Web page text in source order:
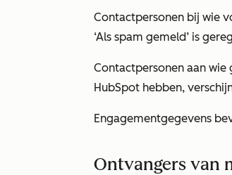
Contactpersonen bij wie
‘Als spam gemeld’ is
Contactpersonen aan
HubSpot hebben,
Engagementgegevens
Ontvangers van